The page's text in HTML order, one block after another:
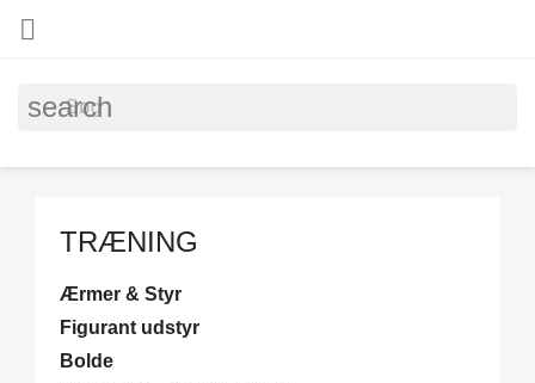

search
TRÆNING
Ærmer & Styr
Figurant udstyr
Bolde